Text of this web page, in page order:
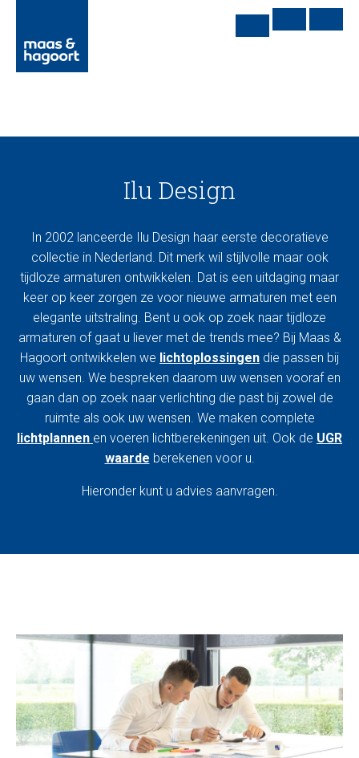
Ilu Design
In 2002 lanceerde Ilu Design haar eerste decoratieve
collectie in Nederland. Dit merk wil stijlvolle maar ook
tijdloze armaturen ontwikkelen. Dat is een uitdaging maar
keer op keer zorgen ze voor nieuwe armaturen met een
elegante uitstraling. Bent u ook op zoek naar tijdloze
armaturen of gaat u liever met de trends mee? Bij Maas &
Hagoort ontwikkelen we lichtoplossingen die passen bij
uw wensen. We bespreken daarom uw wensen vooraf en
gaan dan op zoek naar verlichting die past bij zowel de
ruimte als ook uw wensen. We maken complete
lichtplannen en voeren lichtberekeningen uit. Ook de UGR
waarde berekenen voor u.
Hieronder kunt u advies aanvragen.